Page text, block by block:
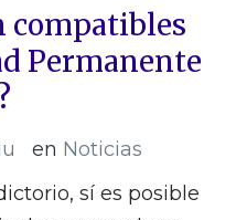
compatibles
Permanente
en Noticias
sí es posible